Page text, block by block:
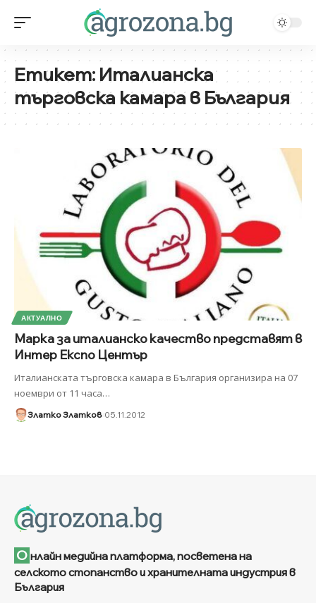
Етикет:Италианска
търговска камара в България
АКТУАЛНО
Марка за италианско качество представят в
Интер Експо Център
Италианската търговска камара в България организира на 07
ноември от 11 часа…
Златко Златков 05.11.2012
О нлайн медийна платформа, посветена на
селското стопанство и хранителната индустрия в
България